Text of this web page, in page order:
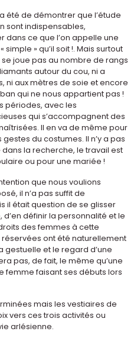
été de démontrer que l’étude
sont indispensables,
dans ce que l’on appelle une
» qu’il soit !. Mais surtout
joue pas au nombre de rangs
autour du cou, ni a
ni aux mètres de soie et encore
qui ne nous appartient pas !
périodes, avec les
qui s’accompagnent des
Il en va de même pour
du costumes. Il n’y a pas
la recherche, le travail est
ou pour une mariée !
que nous voulions
il n’a pas suffit de
il était question de se glisser
définir la personnalité et le
des femmes à cette
ont été naturellement
et le regard d’une
pas, de fait, le même qu’une
femme faisant ses débuts lors
mais les vestiaires de
vers ces trois activités ou
arlésienne.